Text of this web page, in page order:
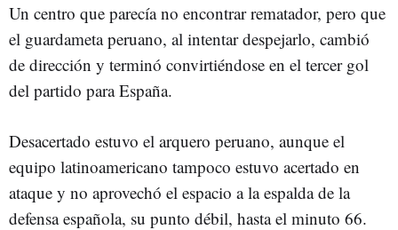
Un centro que parecía no encontrar rematador, pero que
el guardameta peruano, al intentar despejarlo, cambió
de dirección y terminó convirtiéndose en el tercer gol
del partido para España.
Desacertado estuvo el arquero peruano, aunque el
equipo latinoamericano tampoco estuvo acertado en
ataque y no aprovechó el espacio a la espalda de la
defensa española, su punto débil, hasta el minuto 66.